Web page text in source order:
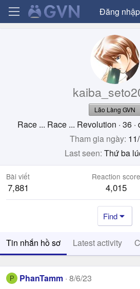
Đăng nhập
Lão Làng GVN
Race ... Race ... Revolution · 36 ·
Tham gia ngày
Last seen Thứ ba
Bài viết
7,881
Reaction score
4,015
Find
Tin nhắn hồ sơ Latest activity
P PhanTamm 8/6/23